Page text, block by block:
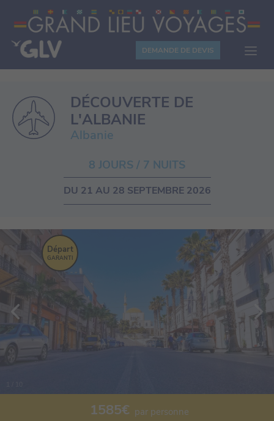
DEMANDE DE DEVIS
DÉCOUVERTE DE
L'ALBANIE
Albanie
8 JOURS / 7 NUITS
DU 21 AU 28 SEPTEMBRE 2026
1585€ par personne
Départ
GARANTI